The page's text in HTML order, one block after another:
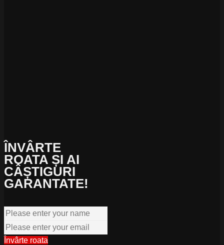
ÎNVÂRTE
ROATA ȘI AI
CÂȘTIGURI
GARANTATE!
Învârte roata